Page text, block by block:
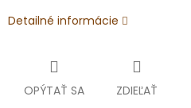
Detailné informácie
OPÝTAŤ SA ZDIEĽAŤ